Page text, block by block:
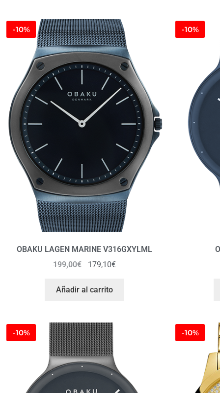
-10%
OBAKU LAGEN MARINE V316GXYLML
199,00€ 179,10€
Añadir al carrito
-10%
-10% -10%